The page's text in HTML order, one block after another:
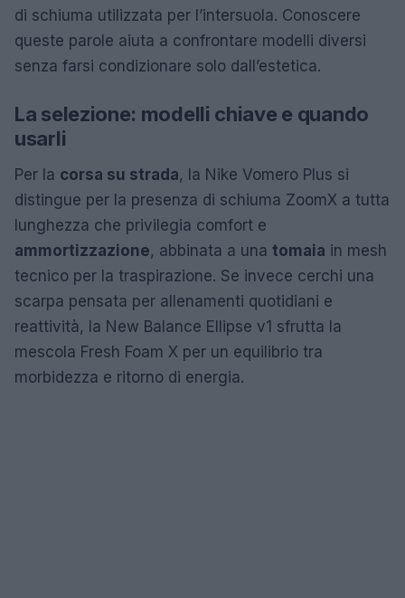
di schiuma utilizzata per l’intersuola. Conoscere
queste parole aiuta a confrontare modelli diversi
senza farsi condizionare solo dall’estetica.
La selezione: modelli chiave e quando
usarli
Per la corsa su strada, la Nike Vomero Plus si
distingue per la presenza di schiuma ZoomX a tutta
lunghezza che privilegia comfort e
ammortizzazione, abbinata a una tomaia in mesh
tecnico per la traspirazione. Se invece cerchi una
scarpa pensata per allenamenti quotidiani e
reattività, la New Balance Ellipse v1 sfrutta la
mescola Fresh Foam X per un equilibrio tra
morbidezza e ritorno di energia.